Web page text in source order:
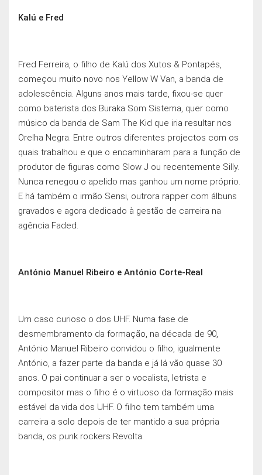
Kalú e Fred
Fred Ferreira, o filho de Kalú dos Xutos & Pontapés,
começou muito novo nos Yellow W Van, a banda de
adolescência. Alguns anos mais tarde, fixou-se quer
como baterista dos Buraka Som Sistema, quer como
músico da banda de Sam The Kid que iria resultar nos
Orelha Negra. Entre outros diferentes projectos com os
quais trabalhou e que o encaminharam para a função de
produtor de figuras como Slow J ou recentemente Silly.
Nunca renegou o apelido mas ganhou um nome próprio.
E há também o irmão Sensi, outrora rapper com álbuns
gravados e agora dedicado à gestão de carreira na
agência Faded.
António Manuel Ribeiro e António Corte-Real
Um caso curioso o dos UHF. Numa fase de
desmembramento da formação, na década de 90,
António Manuel Ribeiro convidou o filho, igualmente
António, a fazer parte da banda e já lá vão quase 30
anos. O pai continuar a ser o vocalista, letrista e
compositor mas o filho é o virtuoso da formação mais
estável da vida dos UHF. O filho tem também uma
carreira a solo depois de ter mantido a sua própria
banda, os punk rockers Revolta.